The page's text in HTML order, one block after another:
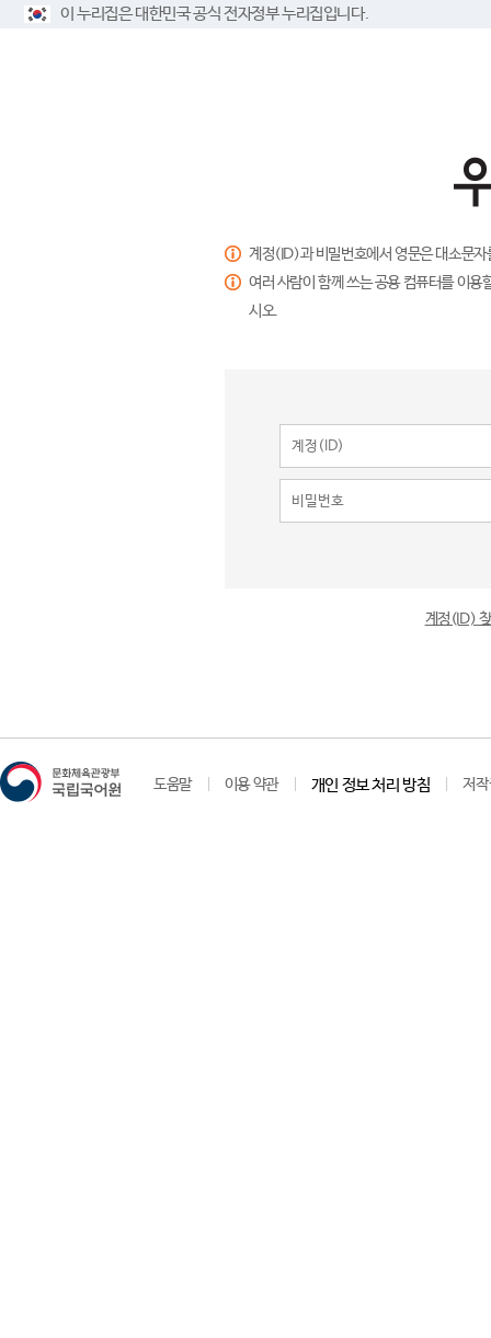
이 누리집은 대한민국 공식 전자정부 누리집입니다.
계정(ID)과 비밀번호에서 영문은 대소문
여러 사람이 함께 쓰는 공용 컴퓨터를 이
시오.
계정(ID)
도움말 이용 약관 개인 정보 처리 방침 저